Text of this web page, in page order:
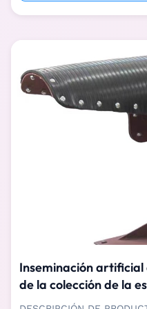
Inseminación
de la colección de la